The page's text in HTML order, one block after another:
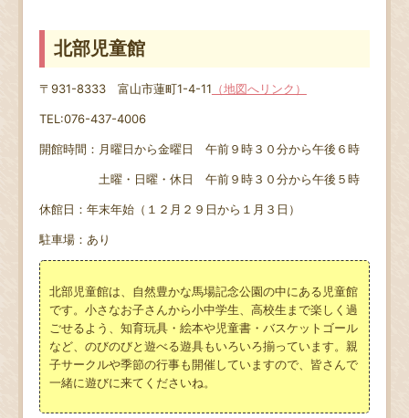
北部児童館
〒931-8333 富山市蓮町1-4-11 （地図へリンク）
TEL:076-437-4006
開館時間：月曜日から金曜日 午前９時３０分から午後６時
土曜・日曜・休日 午前９時３０分から午後５時
休館日：年末年始（１２月２９日から１月３日）
駐車場：あり
北部児童館は、自然豊かな馬場記念公園の中にある児童館
です。小さなお子さんから小中学生、高校生まで楽しく過
ごせるよう、知育玩具・絵本や児童書・バスケットゴール
など、のびのびと遊べる遊具もいろいろ揃っています。親
子サークルや季節の行事も開催していますので、皆さんで
一緒に遊びに来てくださいね。